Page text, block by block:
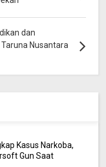
dan
Nusantara
Kasus Narkoba,
Gun Saat